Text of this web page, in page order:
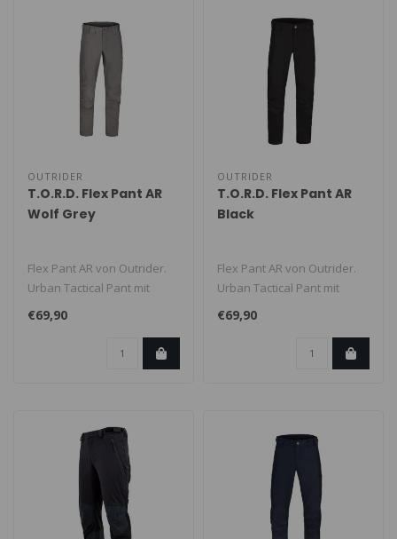
OUTRIDER
T.O.R.D. Flex Pant AR
Wolf Grey
Flex Pant AR von Outrider.
Urban Tactical Pant mit
hohem Komfort und
praktischen..
€69,90
OUTRIDER
T.O.R.D. Flex Pant AR
Black
Flex Pant AR von Outrider.
Urban Tactical Pant mit
hohem Komfort und
praktischen..
€69,90